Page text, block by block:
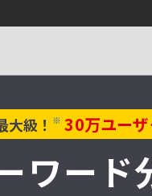
級！ ※ 30万ユー
ワード